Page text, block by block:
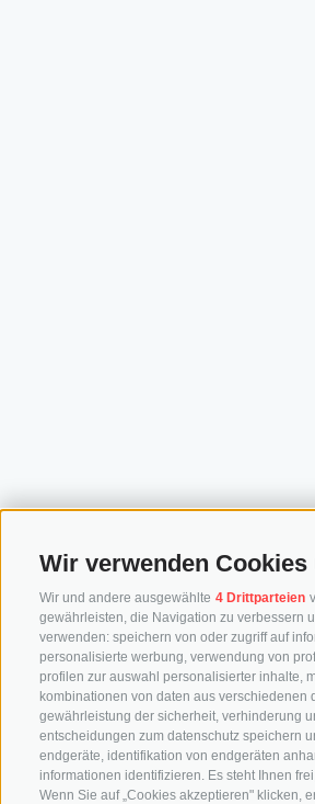
Wir verwenden
Wir und andere ausgewählte 4 Drittparteien
gewährleisten, die Navigation zu verbessern
verwenden: speichern von oder zugriff auf
personalisierte werbung, verwendung von
profilen zur auswahl personalisierter inhalte,
kombinationen von daten aus
gewährleistung der sicherheit, verhinderung
entscheidungen zum datenschutz speichern
endgeräte, identifikation von endgeräten
informationen identifizieren. Es steht Ihnen
Wenn Sie auf „Cookies akzeptieren" klicken,